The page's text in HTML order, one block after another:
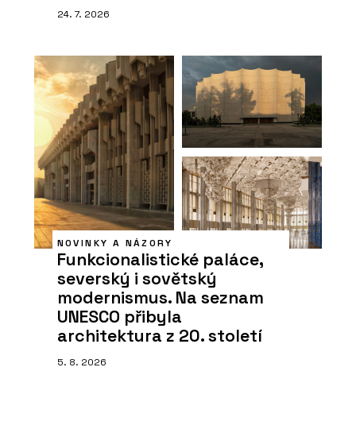
24. 7. 2026
NOVINKY A NÁZORY
Funkcionalistické paláce,
severský i sovětský
modernismus. Na seznam
UNESCO přibyla
architektura z 20. století
5. 8. 2026